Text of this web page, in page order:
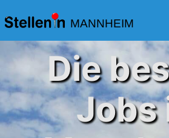
MANNHEIM
Die
Jobs